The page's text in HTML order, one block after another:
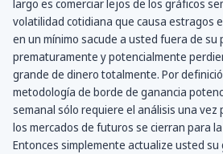
largo es comerciar lejos de los gráficos
volatilidad cotidiana que causa estragos
en un mínimo sacude a usted fuera de su
prematuramente y potencialmente
grande de dinero totalmente. Por
metodología de borde de ganancia
semanal sólo requiere el análisis una vez
los mercados de futuros se cierran para
Entonces simplemente actualize usted